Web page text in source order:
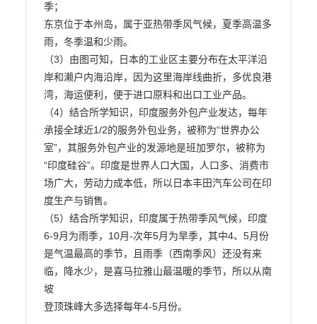
季；
东京位于本州岛，属于亚热带季风气候，夏季高温多
雨，冬季温和少雨。
（3）由图可知，日本的工业区主要分布在太平洋沿
岸和濑户内海沿岸，因为这里海岸线曲折，多优良港
湾，海运便利，便于进口原料和出口工业产品。
（4）结合所学知识，印度服务外包产业发达，每年
承接全球近1/2的服务外包业务，被称为“世界办公
室”，其服务外包产业的发源地是班加罗尔，被称为
“印度硅谷”。印度是世界人口大国，人口多、消费市
场广大，劳动力成本低，所以日本丰田汽车公司在印
度生产与销售。
（5）结合所学知识，印度属于热带季风气候，印度
6-9月为雨季，10月-次年5月为旱季，其中4、5月份
是气温最高的季节，且雨季（西南季风）还没有来
临，降水少，是喜马拉雅山最温暖的季节，所以从南
坡
登顶珠峰大多选择每年4-5月份。